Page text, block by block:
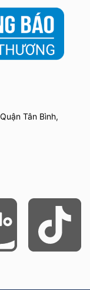
Tân Bình,